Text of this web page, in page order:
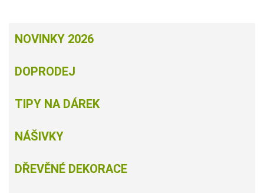
NOVINKY 2026
DOPRODEJ
TIPY NA DÁREK
NÁŠIVKY
DŘEVĚNÉ DEKORACE